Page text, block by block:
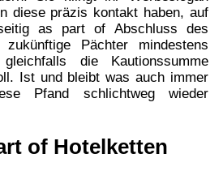
diese präzis kontakt haben, auf
as part of Abschluss des
Pächter mindestens
die Kautionssumme
Ist und bleibt was auch immer
Pfand schlichtweg wieder
of Hotelketten